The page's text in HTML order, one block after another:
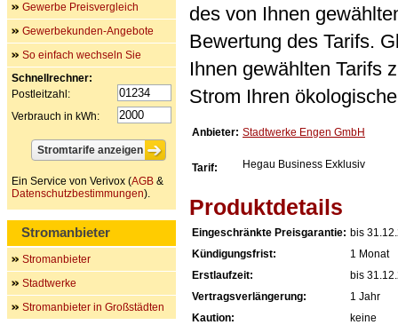
des von Ihnen
Bewertung des Tarifs.
Ihnen gewählten Tarifs
Strom Ihren
Anbieter: Stadtwerke Engen GmbH
Tarif: Hegau Business Exklusiv
Produktdetails
Eingeschränkte Preisgarantie: bis
Kündigungsfrist:
1 Monat
Erstlaufzeit:
bis
Vertragsverlängerung:
1 Jahr
Kaution:
keine
Gewerbe Preisvergleich
Gewerbekunden-Angebote
So einfach wechseln Sie
Schnellrechner:
Postleitzahl:
Verbrauch in kWh:
Ein Service von Verivox (AGB &
Datenschutzbestimmungen).
Stromanbieter
Stromanbieter
Stadtwerke
Stromanbieter in Großstädten